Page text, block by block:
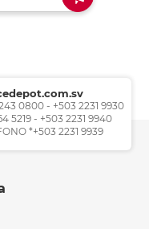
0800 - +503 2231 9930
5219 - +503 2231 9940
*+503 2231 9939